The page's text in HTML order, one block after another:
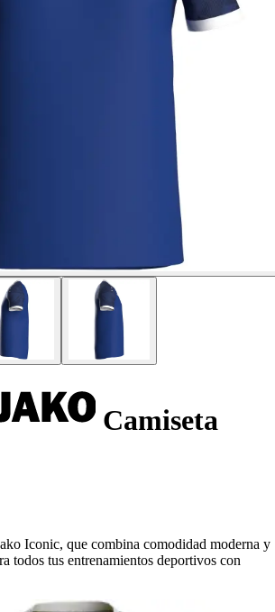
Camiseta
Iconic, que combina comodidad moderna y
todos tus entrenamientos deportivos con